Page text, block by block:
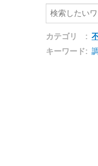
カテゴリ :
キーワード: